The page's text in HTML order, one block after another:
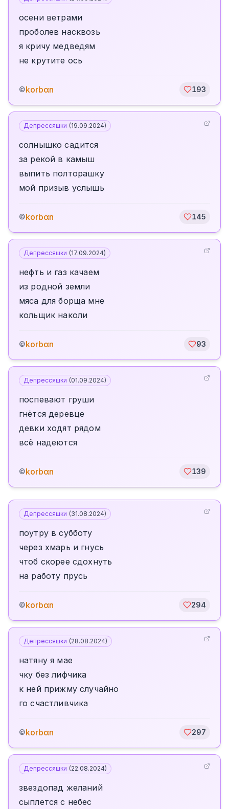
осени ветрами
проболев насквозь
я кричу медведям
не крутите ось
©korbαn 193
Депрессяшки (19.09.2024)
солнышко садится
за рекой в камыш
выпить полторашку
мой призыв услышь
©korbαn 145
Депрессяшки (17.09.2024)
нефть и газ качаем
из родной земли
мяса для борща мне
кольщик наколи
©korbαn 93
Депрессяшки (01.09.2024)
поспевают груши
гнётся деревце
девки ходят рядом
всё надеются
©korbαn 139
Депрессяшки (31.08.2024)
поутру в субботу
через хмарь и гнусь
чтоб скорее сдохнуть
на работу прусь
©korbαn 294
Депрессяшки (28.08.2024)
натяну я мае
чку без лифчика
к ней прижму случайно
го счастливчика
©korbαn 297
Депрессяшки (22.08.2024)
звездопад желаний
сыплется с небес